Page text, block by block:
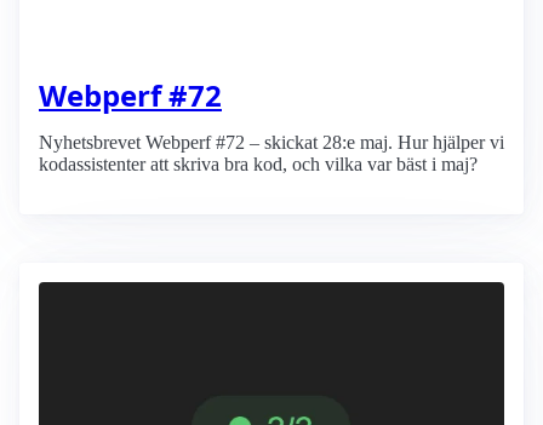
Webperf #72
Nyhetsbrevet Webperf #72 – skickat 28:e maj. Hur hjälper vi
kodassistenter att skriva bra kod, och vilka var bäst i maj?